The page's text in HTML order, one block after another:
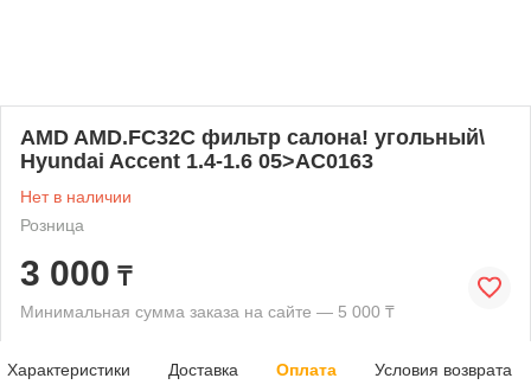
AMD AMD.FC32C фильтр салона! угольный\
Hyundai Accent 1.4-1.6 05>AC0163
Нет в наличии
Розница
3 000 ₸
Минимальная сумма заказа на сайте — 5 000 ₸
Характеристики Доставка Оплата Условия возврата